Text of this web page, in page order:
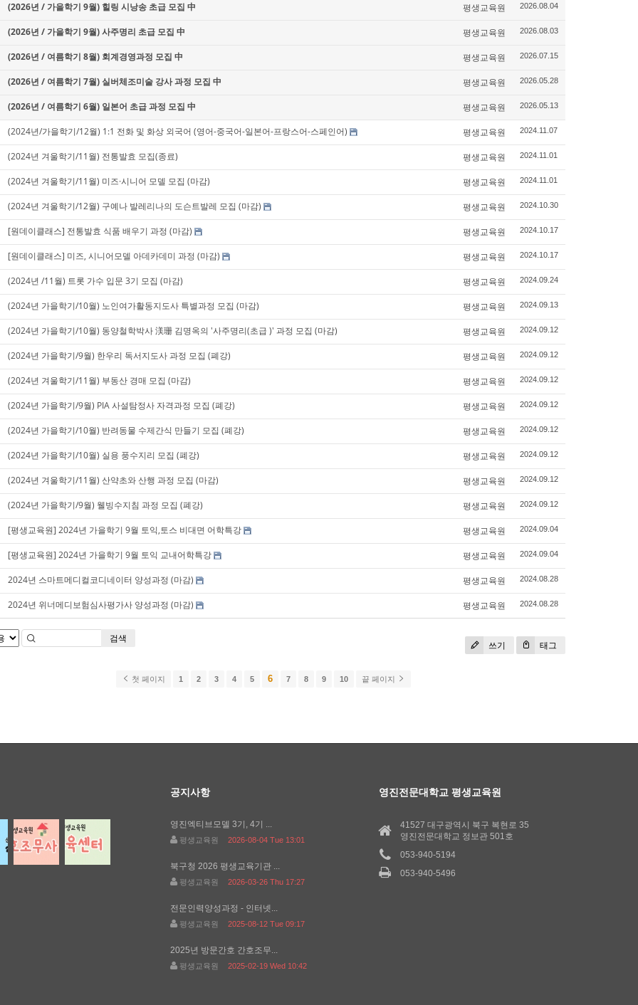
(2026년 / 가을학기 9월) 힐링 시낭송 초급 모집 中 평생교육원 2026.08.04
(2026년 / 가을학기 9월) 사주명리 초급 모집 中 평생교육원 2026.08.03
(2026년 / 여름학기 8월) 회계경영과정 모집 中 평생교육원 2026.07.15
(2026년 / 여름학기 7월) 실버체조미술 강사 과정 모집 中 평생교육원 2026.05.28
(2026년 / 여름학기 6월) 일본어 초급 과정 모집 中 평생교육원 2026.05.13
(2024년/가을학기/12월) 1:1 전화 및 화상 외국어 (영어-중국어-일본어-프랑스어-스페인어) 평생교육원 2024.11.07
(2024년 겨울학기/11월) 전통발효 모집(종료) 평생교육원 2024.11.01
(2024년 겨울학기/11월) 미즈·시니어 모델 모집 (마감) 평생교육원 2024.11.01
(2024년 겨울학기/12월) 구예나 발레리나의 도슨트발레 모집 (마감) 평생교육원 2024.10.30
[원데이클래스] 전통발효 식품 배우기 과정 (마감) 평생교육원 2024.10.17
[원데이클래스] 미즈, 시니어모델 아데카데미 과정 (마감) 평생교육원 2024.10.17
(2024년 /11월) 트롯 가수 입문 3기 모집 (마감) 평생교육원 2024.09.24
(2024년 가을학기/10월) 노인여가활동지도사 특별과정 모집 (마감) 평생교육원 2024.09.13
(2024년 가을학기/10월) 동양철학박사 渼珊 김명옥의 '사주명리(초급 )' 과정 모집 (마감) 평생교육원 2024.09.12
(2024년 가을학기/9월) 한우리 독서지도사 과정 모집 (폐강) 평생교육원 2024.09.12
(2024년 겨울학기/11월) 부동산 경매 모집 (마감) 평생교육원 2024.09.12
(2024년 가을학기/9월) PIA 사설탐정사 자격과정 모집 (폐강) 평생교육원 2024.09.12
(2024년 가을학기/10월) 반려동물 수제간식 만들기 모집 (폐강) 평생교육원 2024.09.12
(2024년 가을학기/10월) 실용 풍수지리 모집 (폐강) 평생교육원 2024.09.12
(2024년 겨울학기/11월) 산약초와 산행 과정 모집 (마감) 평생교육원 2024.09.12
(2024년 가을학기/9월) 웰빙수지침 과정 모집 (폐강) 평생교육원 2024.09.12
[평생교육원] 2024년 가을학기 9월 토익,토스 비대면 어학특강 평생교육원 2024.09.04
[평생교육원] 2024년 가을학기 9월 토익 교내어학특강 평생교육원 2024.09.04
2024년 스마트메디컬코디네이터 양성과정 (마감) 평생교육원 2024.08.28
2024년 위너메디보험심사평가사 양성과정 (마감) 평생교육원 2024.08.28
쓰기 태그
검색
첫 페이지 1 2 3 4 5 6 7 8 9 10 끝 페이지
공지사항
영진엑티브모델 3기, 4기 ...
평생교육원 2026-08-04 Tue 13:01
북구청 2026 평생교육기관 ...
평생교육원 2026-03-26 Thu 17:27
전문인력양성과정 - 인터넷...
평생교육원 2025-08-12 Tue 09:17
2025년 방문간호 간호조무...
평생교육원 2025-02-19 Wed 10:42
영진전문대학교 평생교육원
41527 대구광역시 북구 복현로 35
영진전문대학교 정보관 501호
053-940-5194
053-940-5496